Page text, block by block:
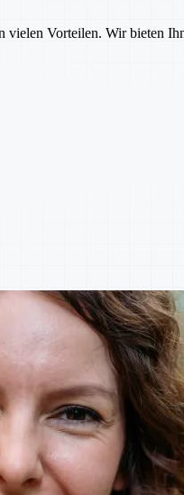
Vorteilen. Wir bieten